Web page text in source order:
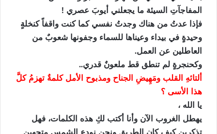
المفاجآتِ السيئة ما يجعلني أيوبَ عصري !
فإذا عدتُ من هناك وجدتُ نفسي كما كنت واقفاً كنخلةٍ
وحيدةٍ في بيداء وعيناها للسماء وجفونها شعوبٌ من
العاطلين عن العمل.
وكحنجرةٍ لم تنطق قط ملعونٌ قدري..
ألتائهِ القلب ومَهِيضِ الجناح ومذبوح الأمل كلمةٌ تهزمُ كلَّ
هذا الأسى ؟
يا الله ،
يهطل الغروب الآن وأنا أكتب لكِ هذه الكلمات، فهل